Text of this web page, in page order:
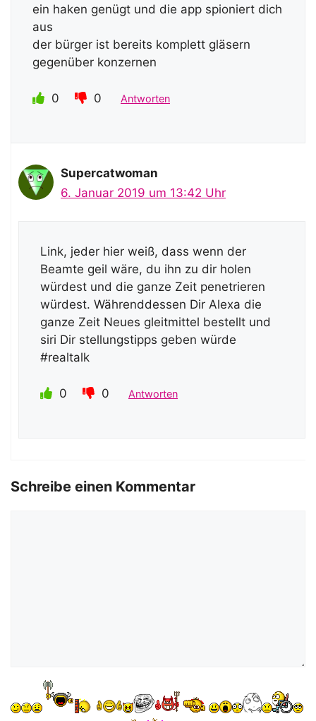
ein haken genügt und die app spioniert dich
aus
der bürger ist bereits komplett gläsern
gegenüber konzernen
0 0 Antworten
Supercatwoman
6. Januar 2019 um 13:42 Uhr
Link, jeder hier weiß, dass wenn der
Beamte geil wäre, du ihn zu dir holen
würdest und die ganze Zeit penetrieren
würdest. Währenddessen Dir Alexa die
ganze Zeit Neues gleitmittel bestellt und
siri Dir stellungstipps geben würde
#realtalk
0 0 Antworten
Schreibe einen Kommentar